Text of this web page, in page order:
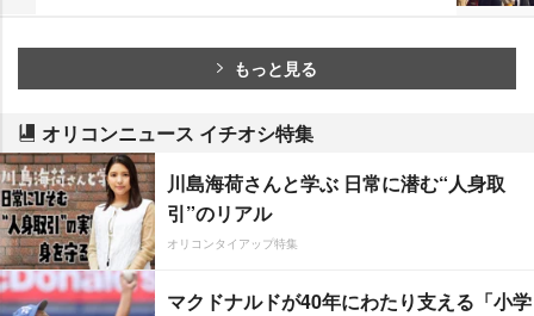
もっと見る
オリコンニュース イチオシ特集
川島海荷さんと学ぶ 日常に潜む“人身取
引”のリアル
オリコンタイアップ特集
マクドナルドが40年にわたり支える「小学